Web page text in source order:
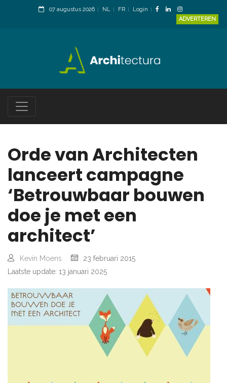
07 augustus 2026 NL FR
Login
ADVERTEREN
Orde van Architecten
lanceert campagne
‘Betrouwbaar bouwen
doe je met een
architect’
Kevin Moens
23 februari 2015
Laatste update: 13 januari 2025